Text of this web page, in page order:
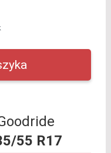
55 R17